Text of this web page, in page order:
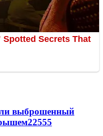
выброшенный
22555